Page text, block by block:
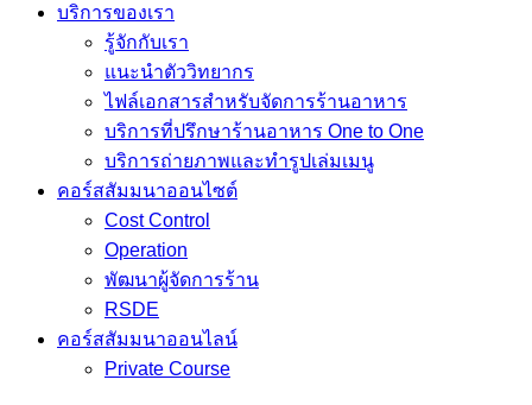
บริการของเรา
รู้จักกับเรา
แนะนำตัววิทยากร
ไฟล์เอกสารสำหรับจัดการร้านอาหาร
บริการที่ปรึกษาร้านอาหาร One to One
บริการถ่ายภาพและทำรูปเล่มเมนู
คอร์สสัมมนาออนไซต์
Cost Control
Operation
พัฒนาผู้จัดการร้าน
RSDE
คอร์สสัมมนาออนไลน์
Private Course